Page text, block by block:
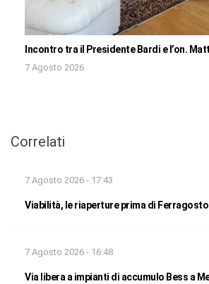
Incontro tra il Presidente Bardi e l’on.
7 Agosto 2026
Correlati
7 Agosto 2026 - 17:43
Viabilità, le riaperture prima di Ferragosto
7 Agosto 2026 - 16:48
Via libera a impianti di accumulo Bess a